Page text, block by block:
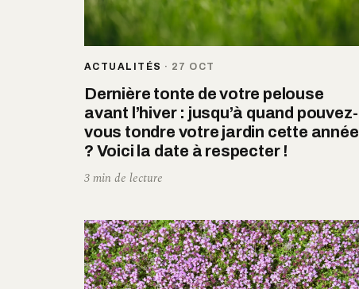
ACTUALITÉS · 27 OCT
Dernière tonte de votre pelouse
avant l’hiver : jusqu’à quand pouvez-
vous tondre votre jardin cette année
? Voici la date à respecter !
3 min de lecture